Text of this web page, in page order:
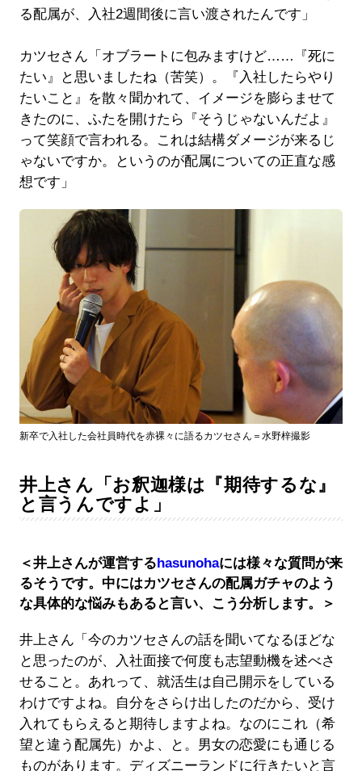
る配属が、入社2週間後に言い渡されたんです」
カツセさん「オブラートに包みますけど……『死に
たい』と思いましたね（苦笑）。『入社したらやり
たいこと』を散々聞かれて、イメージを膨らませて
きたのに、ふたを開けたら『そうじゃないんだよ』
って笑顔で言われる。これは結構ダメージが来るじ
ゃないですか。というのが配属についての正直な感
想です」
新卒で入社した会社員時代を赤裸々に語るカツセさん＝水野梓撮影
井上さん「お釈迦様は『期待するな』
と言うんですよ」
＜井上さんが運営するhasunohaには様々な質問が来
るそうです。中にはカツセさんの配属ガチャのよう
な具体的な悩みもあると言い、こう分析します。＞
井上さん「今のカツセさんの話を聞いてなるほどな
と思ったのが、入社面接で何度も志望動機を述べさ
せること。あれって、就活生は自己開示をしている
わけですよね。自分をさらけ出したのだから、受け
入れてもらえると期待しますよね。なのにこれ（希
望と違う配属先）かよ、と。男女の恋愛にも通じる
ものがあります。ディズニーランドに行きたいと言